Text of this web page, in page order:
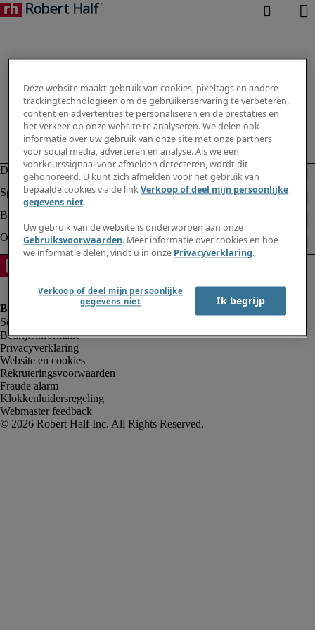
Bedrijfsinformatie
Privacyverklaring
Website en cookies
Rekruteringsvoorwaarden
Fraude alarm
Klokkenluidersregeling
Webmaster feedback
Deze website maakt gebruik van cookies, pixeltags en andere
trackingtechnologieën om de gebruikerservaring te verbeteren,
content en advertenties te personaliseren en de prestaties en
het verkeer op onze website te analyseren. We delen ook
informatie over uw gebruik van onze site met onze partners
voor social media, adverteren en analyse. Als we een
voorkeurssignaal voor afmelden detecteren, wordt dit
gehonoreerd. U kunt zich afmelden voor het gebruik van
bepaalde cookies via de linkVerkoop of deel mijn persoonlijke
gegevens niet.
Uw gebruik van de website is onderworpen aan onze
Gebruiksvoorwaarden. Meer informatie over cookies en hoe
we informatie delen, vindt u in onze Privacyverklaring.
Verkoop of deel mijn persoonlijke
gegevens niet
Ik begrijp